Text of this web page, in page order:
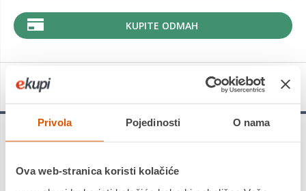
Privola Pojedinosti O nama
Ova web-stranica koristi kolačiće
KUPITE ODMAH
Detalji proizvoda
4 bitne funkcije za uštedu vremena: kuhajte, miješajte,
jedan gumb za sve Veliki kapacitet od 2L za pripremu nekoliko